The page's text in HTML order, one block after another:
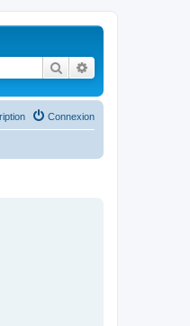
Rechercher
Connexion